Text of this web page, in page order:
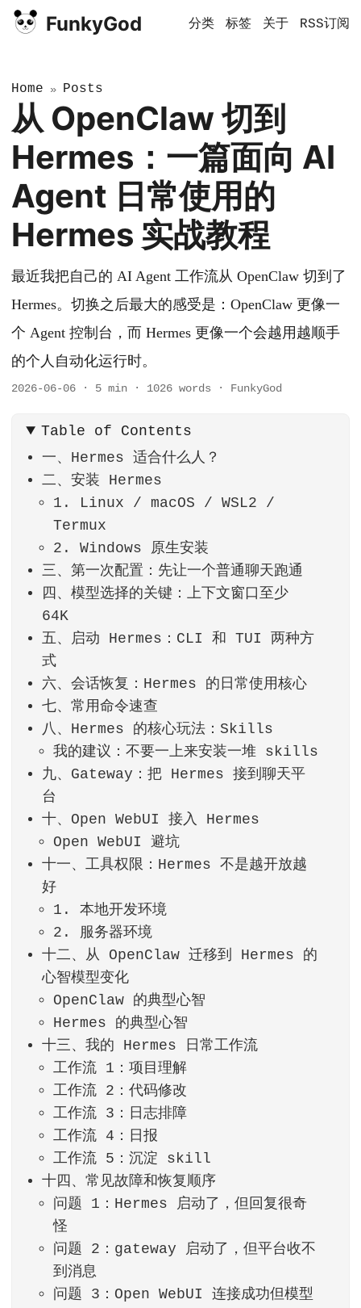
FunkyGod 分类 标签 关于 RSS订阅
Home » Posts
从 OpenClaw 切到
Hermes：一篇面向 AI
Agent 日常使用的
Hermes 实战教程
最近我把自己的 AI Agent 工作流从 OpenClaw 切到了
Hermes。切换之后最大的感受是：OpenClaw 更像一
个 Agent 控制台，而 Hermes 更像一个会越用越顺手
的个人自动化运行时。
2026-06-06 · 5 min · 1026 words · FunkyGod
Table of Contents
一、Hermes 适合什么人？
二、安装 Hermes
1. Linux / macOS / WSL2 /
Termux
2. Windows 原生安装
三、第一次配置：先让一个普通聊天跑通
四、模型选择的关键：上下文窗口至少
64K
五、启动 Hermes：CLI 和 TUI 两种方
式
六、会话恢复：Hermes 的日常使用核心
七、常用命令速查
八、Hermes 的核心玩法：Skills
我的建议：不要一上来安装一堆 skills
九、Gateway：把 Hermes 接到聊天平
台
十、Open WebUI 接入 Hermes
Open WebUI 避坑
十一、工具权限：Hermes 不是越开放越
好
1. 本地开发环境
2. 服务器环境
十二、从 OpenClaw 迁移到 Hermes 的
心智模型变化
OpenClaw 的典型心智
Hermes 的典型心智
十三、我的 Hermes 日常工作流
工作流 1：项目理解
工作流 2：代码修改
工作流 3：日志排障
工作流 4：日报
工作流 5：沉淀 skill
十四、常见故障和恢复顺序
问题 1：Hermes 启动了，但回复很奇
怪
问题 2：gateway 启动了，但平台收不
到消息
问题 3：Open WebUI 连接成功但模型